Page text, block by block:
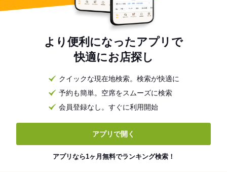
より便利になったアプリで
快適にお店探し
クイックな現在地検索。検索が快適に
予約も簡単。空席をスムーズに検索
会員登録なし。すぐに利用開始
アプリで開く
アプリなら1ヶ月無料でランキング検索！